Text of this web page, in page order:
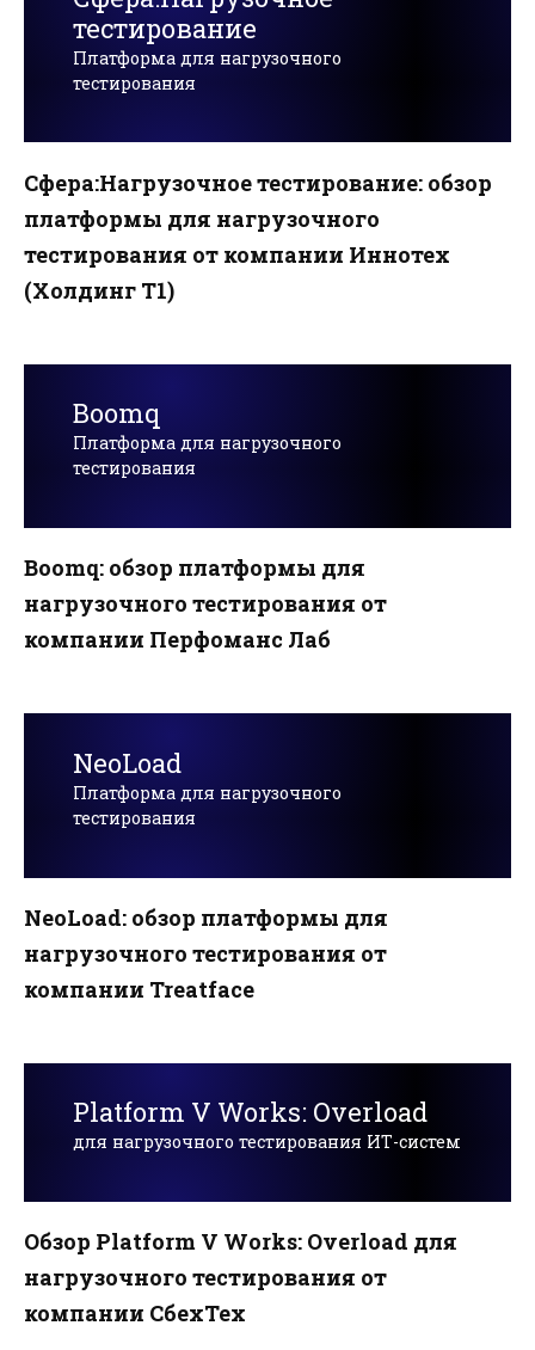
тестирование
Платформа для нагрузочного
тестирования
Сфера:Нагрузочное тестирование: обзор
платформы для нагрузочного
тестирования от компании Иннотех
(Холдинг Т1)
Boomq
Платформа для нагрузочного
тестирования
Boomq: обзор платформы для
нагрузочного тестирования от
компании Перфоманс Лаб
NeoLoad
Платформа для нагрузочного
тестирования
NeoLoad: обзор платформы для
нагрузочного тестирования от
компании Treatface
Platform V Works: Overload
для нагрузочного тестирования ИТ-систем
Обзор Platform V Works: Overload для
нагрузочного тестирования от
компании СбехТех